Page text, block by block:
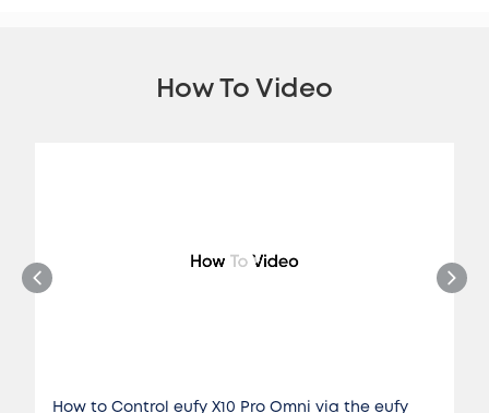
How To Video
How to Control eufy X10 Pro Omni via the eufy